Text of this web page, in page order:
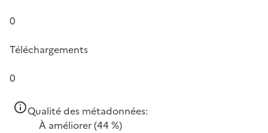
0
Téléchargements
0
Qualité des métadonnées:
À améliorer(44 %)